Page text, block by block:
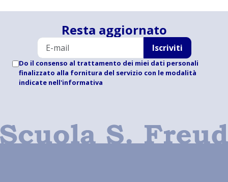
Resta aggiornato
Iscriviti
Do il consenso al trattamento dei miei dati personali
finalizzato alla fornitura del servizio con le modalità
indicate nell'informativa